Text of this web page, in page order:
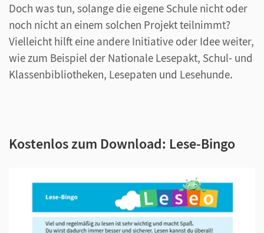
Doch was tun, solange die eigene Schule nicht oder
noch nicht an einem solchen Projekt teilnimmt?
Vielleicht hilft eine andere Initiative oder Idee weiter,
wie zum Beispiel der Nationale Lesepakt, Schul- und
Klassenbibliotheken, Lesepaten und Lesehunde.
Kostenlos zum Download: Lese-Bingo